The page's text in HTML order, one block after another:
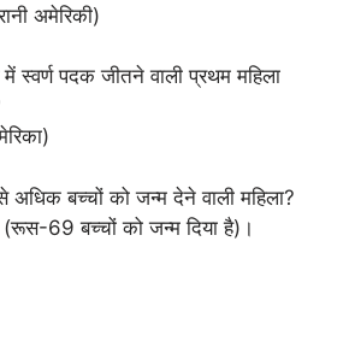
अमेरिकी)
पदक जीतने वाली प्रथम महिला
अधिक बच्चों को जन्म देने वाली महिला?
(रूस-69 बच्चों को जन्म दिया है)।